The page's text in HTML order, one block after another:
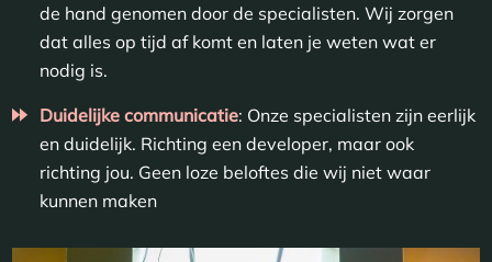
de hand genomen door de specialisten. Wij zorgen
dat alles op tijd af komt en laten je weten wat er
nodig is.
Duidelijke communicatie: Onze specialisten zijn eerlijk
en duidelijk. Richting een developer, maar ook
richting jou. Geen loze beloftes die wij niet waar
kunnen maken